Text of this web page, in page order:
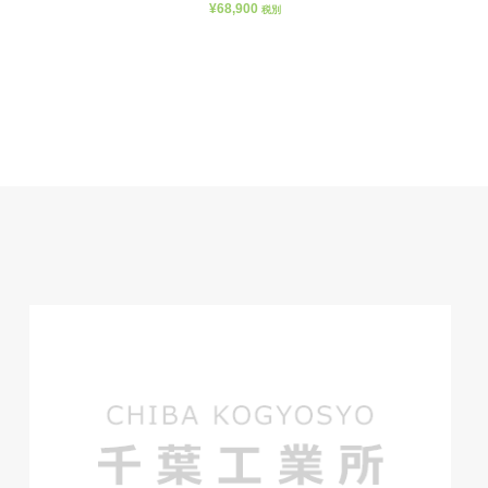
¥68,900 税別